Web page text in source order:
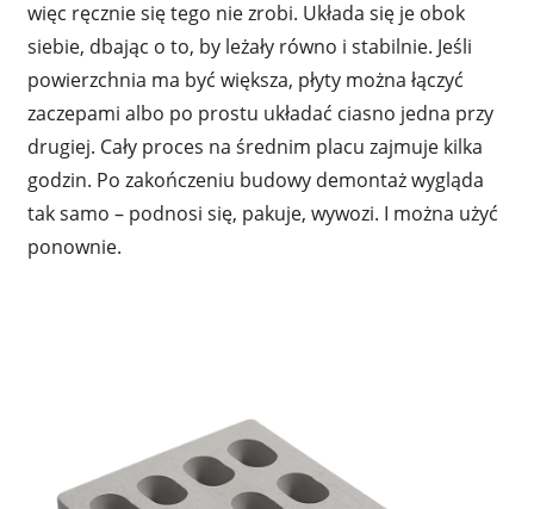
więc ręcznie się tego nie zrobi. Układa się je obok
siebie, dbając o to, by leżały równo i stabilnie. Jeśli
powierzchnia ma być większa, płyty można łączyć
zaczepami albo po prostu układać ciasno jedna przy
drugiej. Cały proces na średnim placu zajmuje kilka
godzin. Po zakończeniu budowy demontaż wygląda
tak samo – podnosi się, pakuje, wywozi. I można użyć
ponownie.